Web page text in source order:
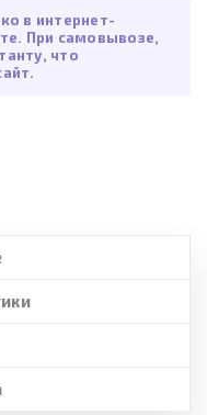
в интернет-
При самовывозе,
что